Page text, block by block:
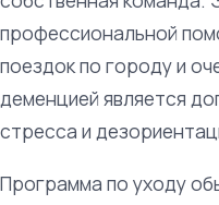
профессиональной
поездок по городу и
деменцией является
стресса и
Программа по уходу